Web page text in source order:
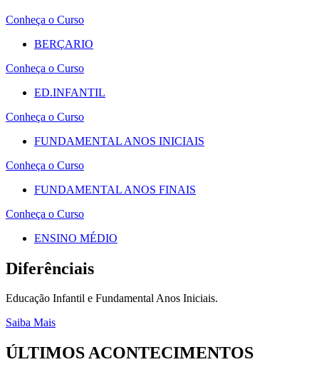
Conheça o Curso
BERÇARIO
Conheça o Curso
ED.INFANTIL
Conheça o Curso
FUNDAMENTAL ANOS INICIAIS
Conheça o Curso
FUNDAMENTAL ANOS FINAIS
Conheça o Curso
ENSINO MÉDIO
Diferênciais
Educação Infantil e Fundamental Anos Iniciais.
Saiba Mais
ÚLTIMOS ACONTECIMENTOS